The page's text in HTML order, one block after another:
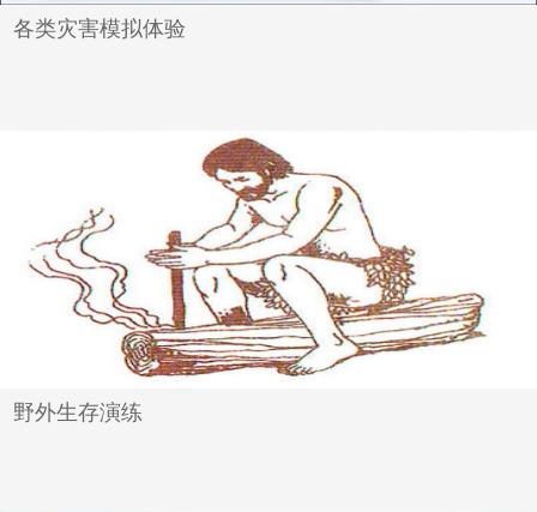
各类灾害模拟体验
野外生存演练